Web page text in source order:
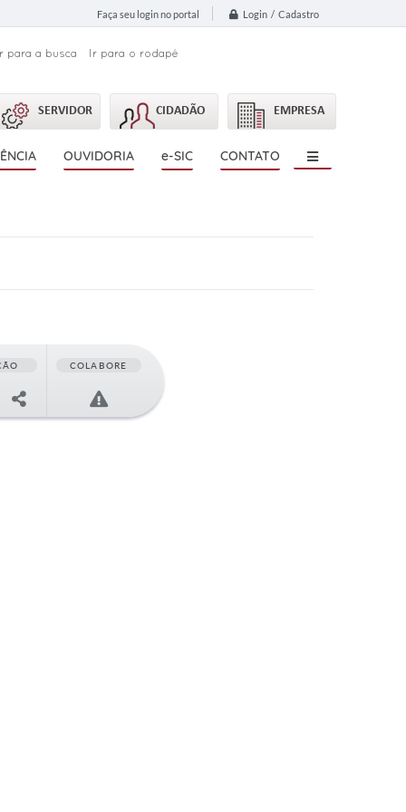
Faça seu login no portal Login / Cadastro
para a busca Ir para o rodapé
SERVIDOR CIDADÃO EMPRESA
OUVIDORIA e-SIC CONTATO
COLABORE